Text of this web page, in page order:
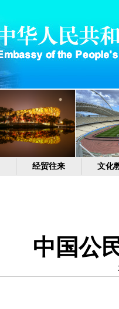
经贸往来 文化
中国公